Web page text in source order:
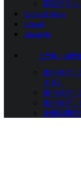
貸切プラ
Cocktail Show
School
About Us
ご予約・お問
食べログ
そる）
食べログ
食べログ
各種お問合